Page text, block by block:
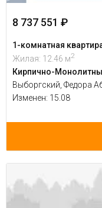
8 737 551 ₽
1-комнатная
Жилая: 12.46 м2
Кирпично-
Выборгский, Федора
Изменен: 15.08